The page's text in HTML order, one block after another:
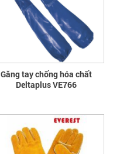
Găng tay chống hóa chất
Deltaplus VE766